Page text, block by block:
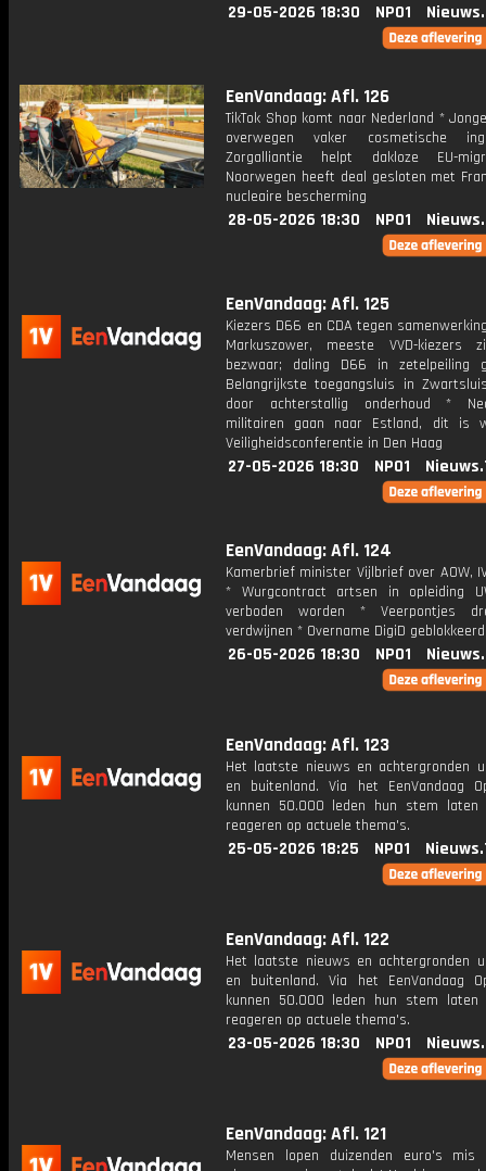
29-05-2026 18:30 NPO1
EenVandaag: Afl. 126
TikTok Shop komt naar Nederland *
overwegen vaker cosmetische
Zorgalliantie helpt dakloze EU-
Noorwegen heeft deal gesloten met
nucleaire bescherming
28-05-2026 18:30 NPO1
EenVandaag: Afl. 125
Kiezers D66 en CDA tegen
Markuszower, meeste VVD-kiezers
bezwaar; daling D66 in zetelpeiling
Belangrijkste toegangsluis in
door achterstallig onderhoud *
militairen gaan naar Estland, dit is
Veiligheidsconferentie in Den Haag
27-05-2026 18:30 NPO1
EenVandaag: Afl. 124
Kamerbrief minister Vijlbrief over AOW,
* Wurgcontract artsen in opleiding
verboden worden * Veerpontjes
verdwijnen * Overname DigiD
26-05-2026 18:30 NPO1
EenVandaag: Afl. 123
Het laatste nieuws en achtergronden
en buitenland. Via het EenVandaag
kunnen 50.000 leden hun stem laten
reageren op actuele thema's.
25-05-2026 18:25 NPO1
EenVandaag: Afl. 122
Het laatste nieuws en achtergronden
en buitenland. Via het EenVandaag
kunnen 50.000 leden hun stem laten
reageren op actuele thema's.
23-05-2026 18:30 NPO1
EenVandaag: Afl. 121
Mensen lopen duizenden euro's